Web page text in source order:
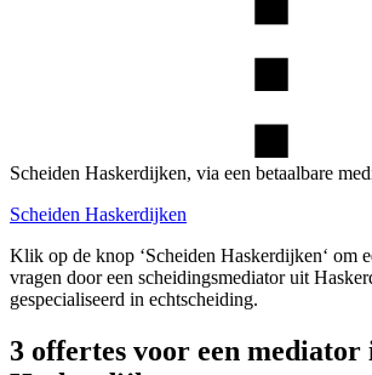
Scheiden Haskerdijken, via een betaalbare
Scheiden Haskerdijken
Klik op de knop ‘Scheiden Haskerdijken‘ om
vragen door een scheidingsmediator uit
gespecialiseerd in echtscheiding.
3 offertes voor een mediator